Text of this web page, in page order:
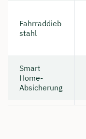
Fahrraddieb
stahl
Smart
Home-
Absicherung